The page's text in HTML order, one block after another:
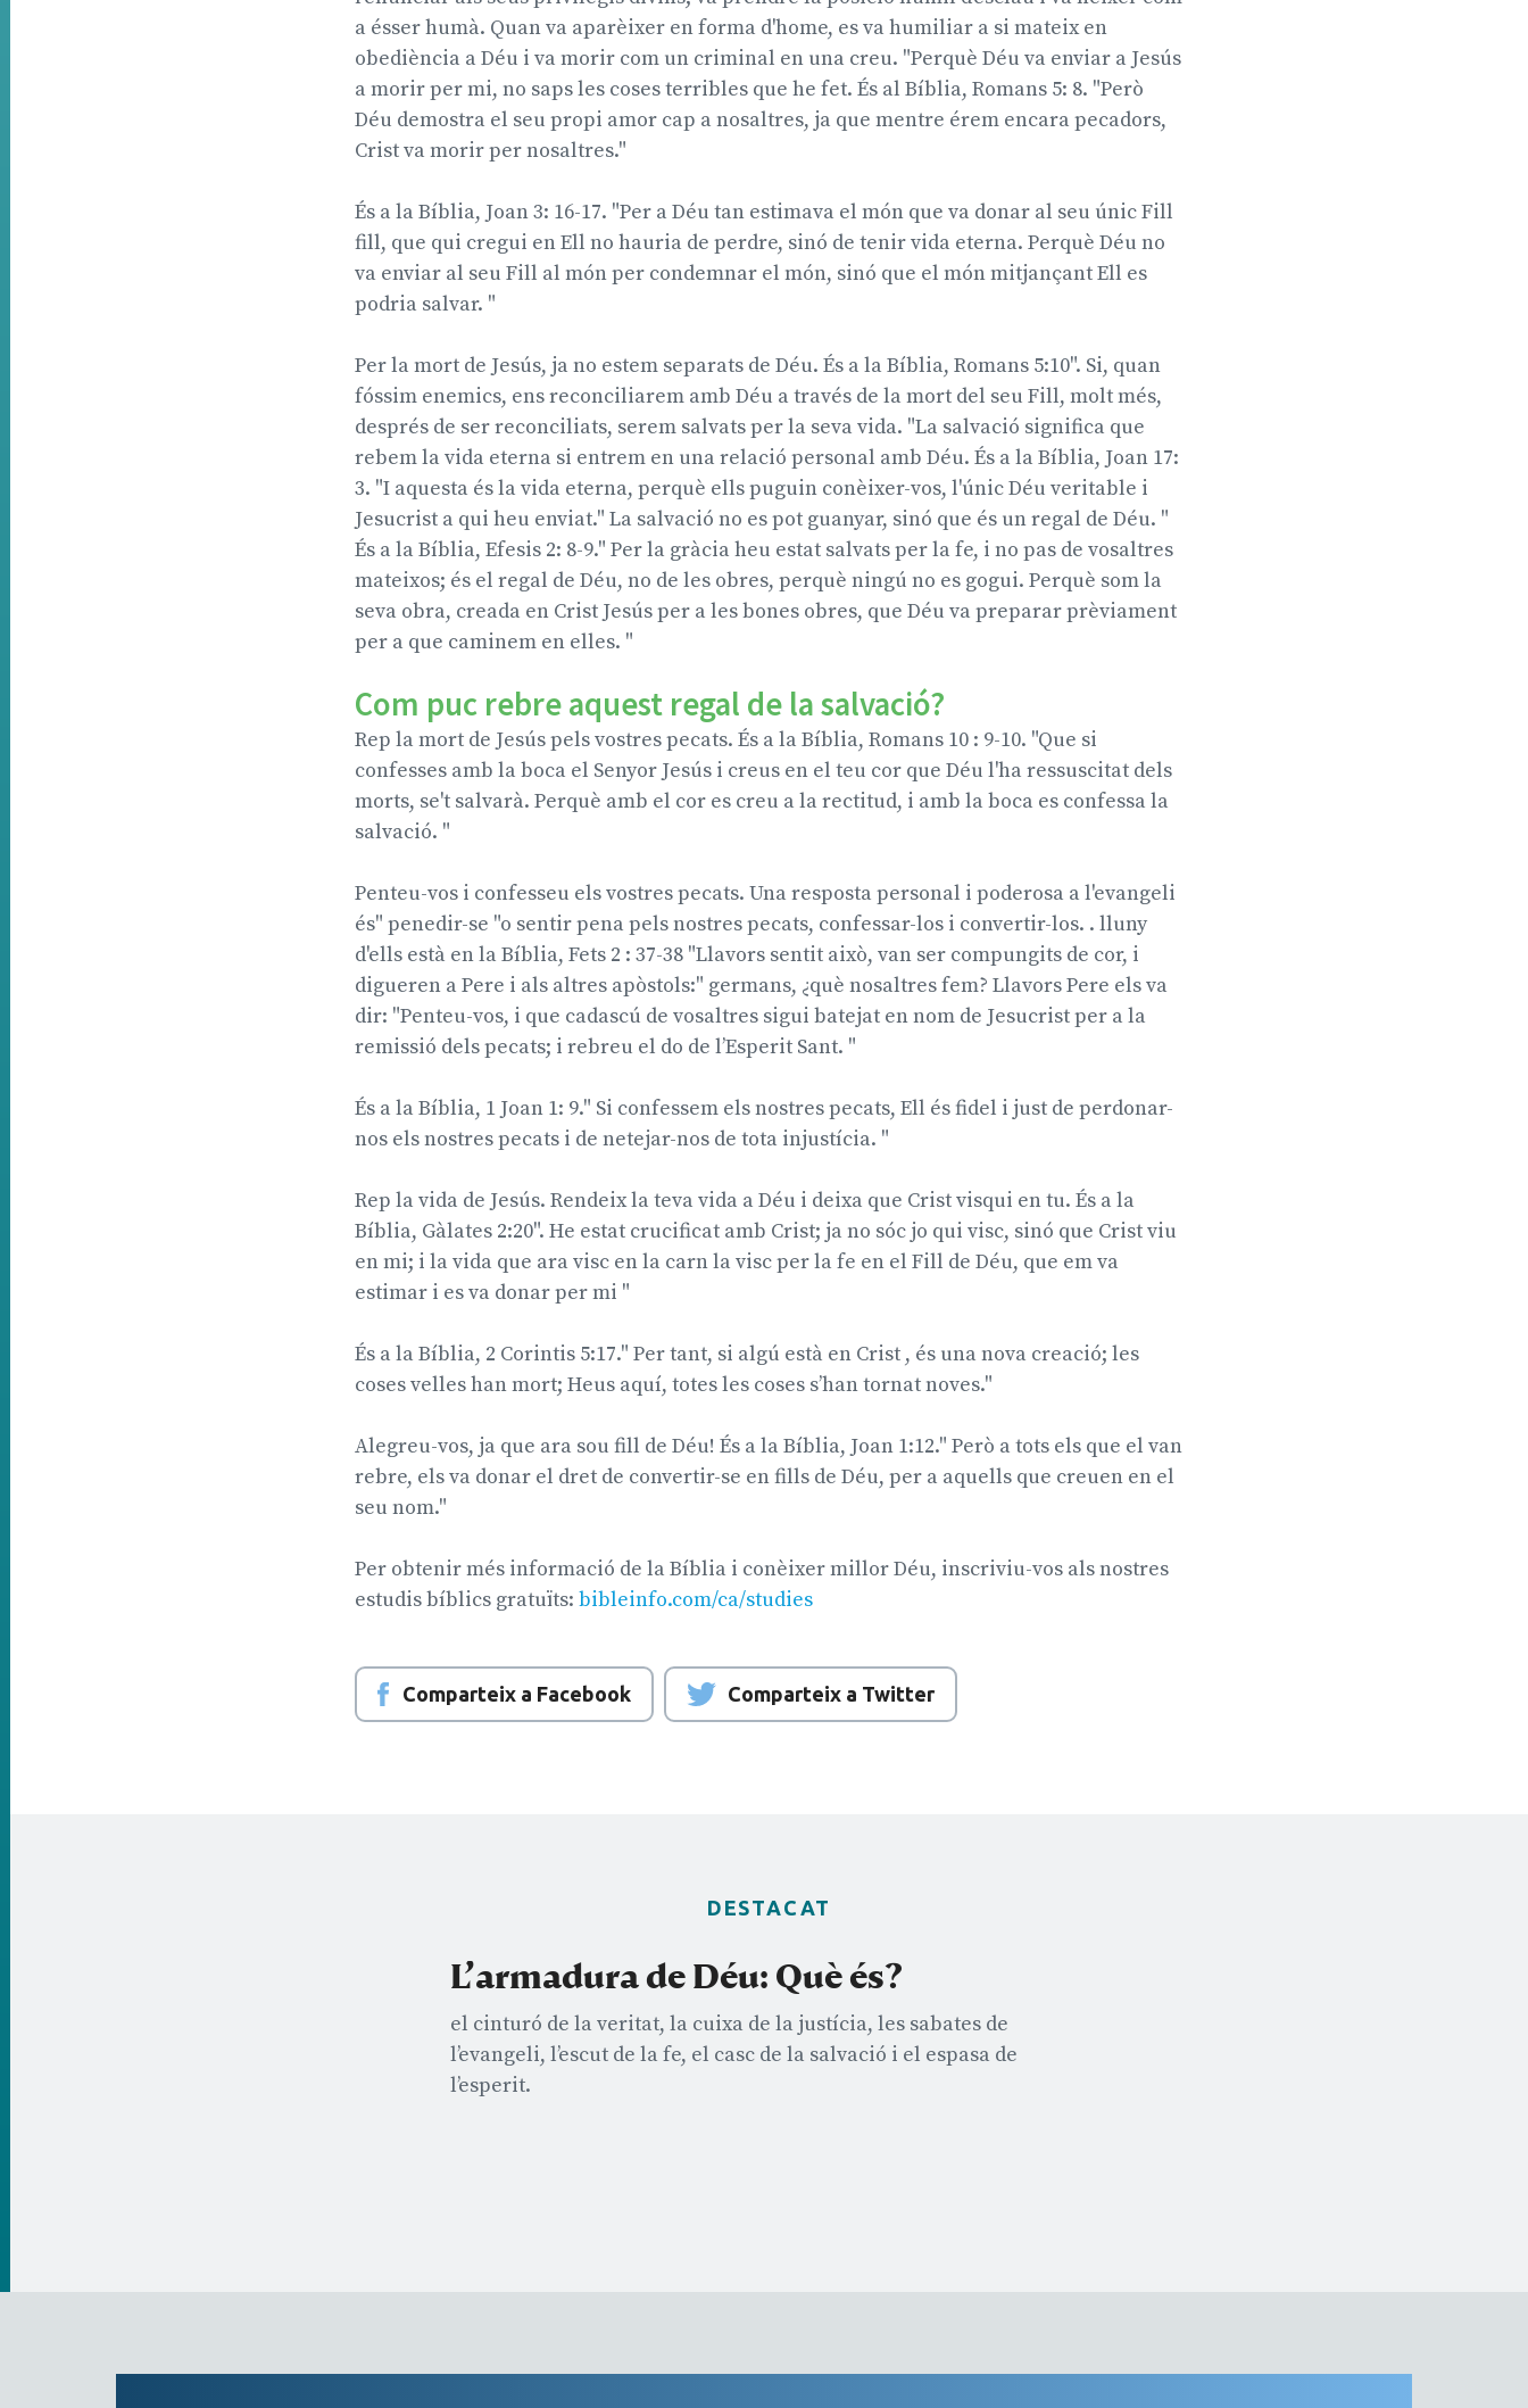
a ésser humà. Quan va aparèixer en forma d'home, es va humiliar a si mateix en
obediència a Déu i va morir com un criminal en una creu. "Perquè Déu va enviar a Jesús
a morir per mi, no saps les coses terribles que he fet. És al Bíblia, Romans 5: 8. "Però
Déu demostra el seu propi amor cap a nosaltres, ja que mentre érem encara pecadors,
Crist va morir per nosaltres."
És a la Bíblia, Joan 3: 16-17. "Per a Déu tan estimava el món que va donar al seu únic Fill
fill, que qui cregui en Ell no hauria de perdre, sinó de tenir vida eterna. Perquè Déu no
va enviar al seu Fill al món per condemnar el món, sinó que el món mitjançant Ell es
podria salvar. "
Per la mort de Jesús, ja no estem separats de Déu. És a la Bíblia, Romans 5:10". Si, quan
fóssim enemics, ens reconciliarem amb Déu a través de la mort del seu Fill, molt més,
després de ser reconciliats, serem salvats per la seva vida. "La salvació significa que
rebem la vida eterna si entrem en una relació personal amb Déu. És a la Bíblia, Joan 17:
3. "I aquesta és la vida eterna, perquè ells puguin conèixer-vos, l'únic Déu veritable i
Jesucrist a qui heu enviat." La salvació no es pot guanyar, sinó que és un regal de Déu. "
És a la Bíblia, Efesis 2: 8-9." Per la gràcia heu estat salvats per la fe, i no pas de vosaltres
mateixos; és el regal de Déu, no de les obres, perquè ningú no es gogui. Perquè som la
seva obra, creada en Crist Jesús per a les bones obres, que Déu va preparar prèviament
per a que caminem en elles. "
Com puc rebre aquest regal de la salvació?
Rep la mort de Jesús pels vostres pecats. És a la Bíblia, Romans 10 : 9-10. "Que si
confesses amb la boca el Senyor Jesús i creus en el teu cor que Déu l'ha ressuscitat dels
morts, se't salvarà. Perquè amb el cor es creu a la rectitud, i amb la boca es confessa la
salvació. "
Penteu-vos i confesseu els vostres pecats. Una resposta personal i poderosa a l'evangeli
és" penedir-se "o sentir pena pels nostres pecats, confessar-los i convertir-los. . lluny
d'ells està en la Bíblia, Fets 2 : 37-38 "Llavors sentit això, van ser compungits de cor, i
digueren a Pere i als altres apòstols:" germans, ¿què nosaltres fem? Llavors Pere els va
dir: "Penteu-vos, i que cadascú de vosaltres sigui batejat en nom de Jesucrist per a la
remissió dels pecats; i rebreu el do de l’Esperit Sant. "
És a la Bíblia, 1 Joan 1: 9." Si confessem els nostres pecats, Ell és fidel i just de perdonar-
nos els nostres pecats i de netejar-nos de tota injustícia. "
Rep la vida de Jesús. Rendeix la teva vida a Déu i deixa que Crist visqui en tu. És a la
Bíblia, Gàlates 2:20". He estat crucificat amb Crist; ja no sóc jo qui visc, sinó que Crist viu
en mi; i la vida que ara visc en la carn la visc per la fe en el Fill de Déu, que em va
estimar i es va donar per mi "
És a la Bíblia, 2 Corintis 5:17." Per tant, si algú està en Crist , és una nova creació; les
coses velles han mort; Heus aquí, totes les coses s’han tornat noves."
Alegreu-vos, ja que ara sou fill de Déu! És a la Bíblia, Joan 1:12." Però a tots els que el van
rebre, els va donar el dret de convertir-se en fills de Déu, per a aquells que creuen en el
seu nom."
Per obtenir més informació de la Bíblia i conèixer millor Déu, inscriviu-vos als nostres
estudis bíblics gratuïts: bibleinfo.com/ca/studies
Comparteix a Facebook Comparteix a Twitter
DESTACAT
L’armadura de Déu: Què és?
el cinturó de la veritat, la cuixa de la justícia, les sabates de
l’evangeli, l’escut de la fe, el casc de la salvació i el espasa de
l’esperit.